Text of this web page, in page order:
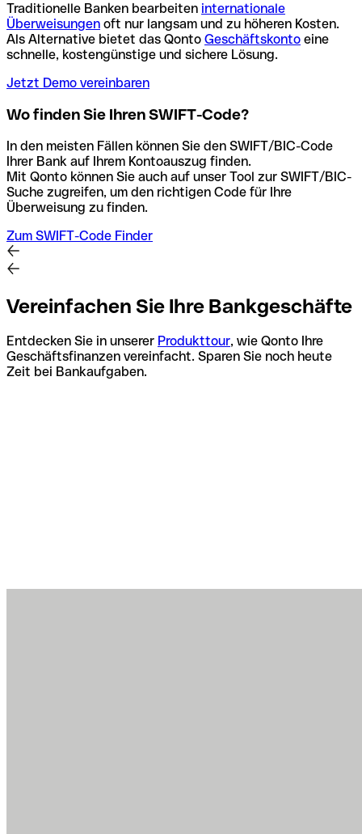
Traditionelle Banken bearbeiten internationale
Überweisungen oft nur langsam und zu höheren Kosten.
Als Alternative bietet das Qonto Geschäftskonto eine
schnelle, kostengünstige und sichere Lösung.
Jetzt Demo vereinbaren
Wo finden Sie Ihren SWIFT-Code?
In den meisten Fällen können Sie den SWIFT/BIC-Code
Ihrer Bank auf Ihrem Kontoauszug finden.
Mit Qonto können Sie auch auf unser Tool zur SWIFT/BIC-
Suche zugreifen, um den richtigen Code für Ihre
Überweisung zu finden.
Zum SWIFT-Code Finder
Vereinfachen Sie Ihre Bankgeschäfte
Entdecken Sie in unserer Produkttour, wie Qonto Ihre
Geschäftsfinanzen vereinfacht. Sparen Sie noch heute
Zeit bei Bankaufgaben.